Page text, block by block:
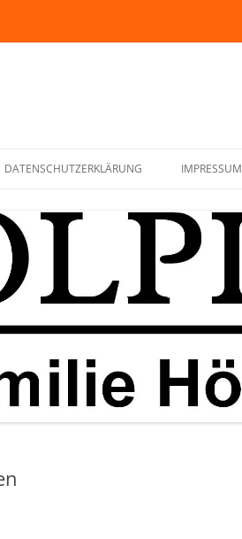
DATENSCHUTZERKLÄRUNG IMPRESSUM